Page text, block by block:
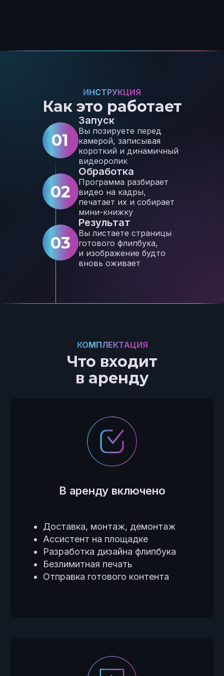
ИНСТРУКЦИЯ
Как это работает
01
Запуск
Вы позируете перед
камерой, записывая
короткий и динамичный
видеоролик
02
Обработка
Программа разбирает
видео на кадры,
печатает их и собирает
мини-книжку
03
Результат
Вы листаете страницы
готового флипбука,
и изображение будто
вновь оживает
Что входит
в аренду
КОМПЛЕКТАЦИЯ
В аренду включено
Доставка, монтаж, демонтаж
Ассистент на площадке
Разработка дизайна флипбука
Безлимитная печать
Отправка готового контента